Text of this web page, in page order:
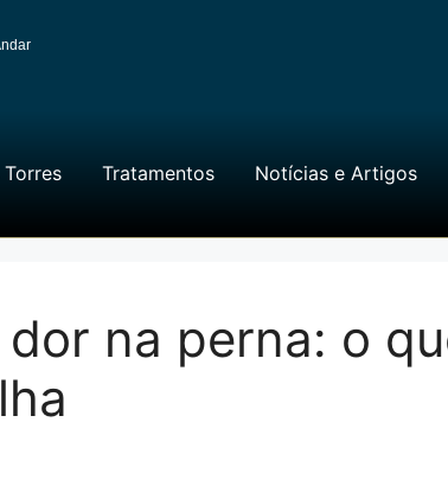
Tratamentos Notícias e Artigos
na perna: o